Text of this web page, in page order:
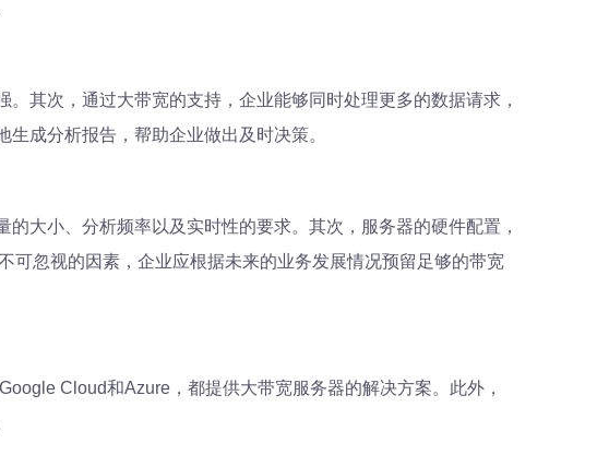
其次，通过大带宽的支持，企业能够同时处理更多的数据请求，
成分析报告，帮助企业做出及时决策。
大小、分析频率以及实时性的要求。其次，服务器的硬件配置，
忽视的因素，企业应根据未来的业务发展情况预留足够的带宽
Cloud和Azure，都提供大带宽服务器的解决方案。此外，